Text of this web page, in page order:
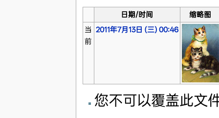
日期/时间
缩略图
当
前
2011年7月13日 (三) 00:46
您不可以覆盖此文